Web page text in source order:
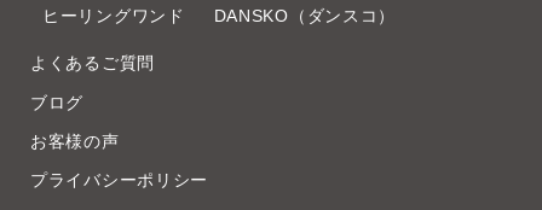
ヒーリングワンド
DANSKO（ダンスコ）
よくあるご質問
ブログ
お客様の声
プライバシーポリシー